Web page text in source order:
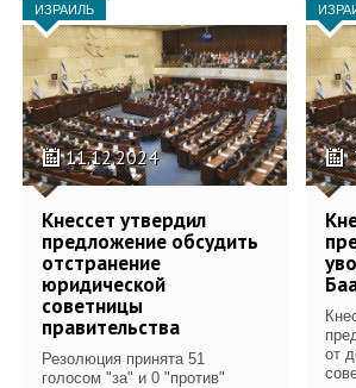
ИЗРАИЛЬ
11.12.2024
Кнессет утвердил
предложение обсудить
отстранение
юридической
советницы
правительства
Резолюция принята 51
голосом "за" и 0 "против"
от